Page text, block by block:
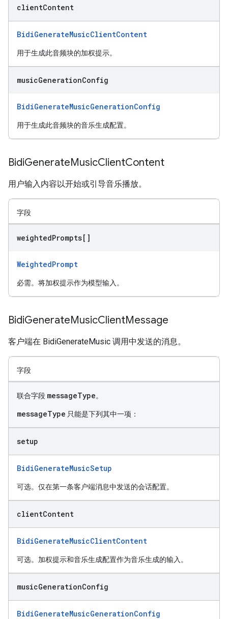
clientContent
BidiGenerateMusicClientContent
用于生成此音频块的加权提示。
musicGenerationConfig
BidiGenerateMusicGenerationConfig
用于生成此音频块的音乐生成配置。
BidiGenerateMusicClientContent
用户输入内容以开始或引导音乐播放。
字段
weightedPrompts[]
WeightedPrompt
必需。将加权提示作为模型输入。
BidiGenerateMusicClientMessage
客户端在 BidiGenerateMusic 调用中发送的消息。
字段
联合字段 messageType。
messageType 只能是下列其中一项：
setup
BidiGenerateMusicSetup
可选。仅在第一条客户端消息中发送的会话配置。
clientContent
BidiGenerateMusicClientContent
可选。加权提示和音乐生成配置作为音乐生成的输入。
musicGenerationConfig
BidiGenerateMusicGenerationConfig